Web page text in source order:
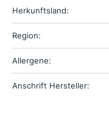
Herkunftsland:
Region:
Allergene:
Anschrift Hersteller: